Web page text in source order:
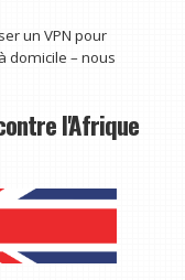
un VPN pour
domicile – nous
l'Afrique